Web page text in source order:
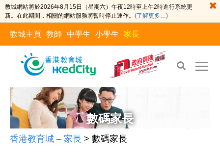
教城網站將於2026年8月15日（星期六）午夜12時至上午2時進行系統更
新。在此期間，相關的網站服務將暫時停止運作。 (了解更多…)
教城主頁 教師 中學生 小學生 家長
Skip
the
content
Skip
content
數碼家長
香港教育城 – 家長 > 數碼家長